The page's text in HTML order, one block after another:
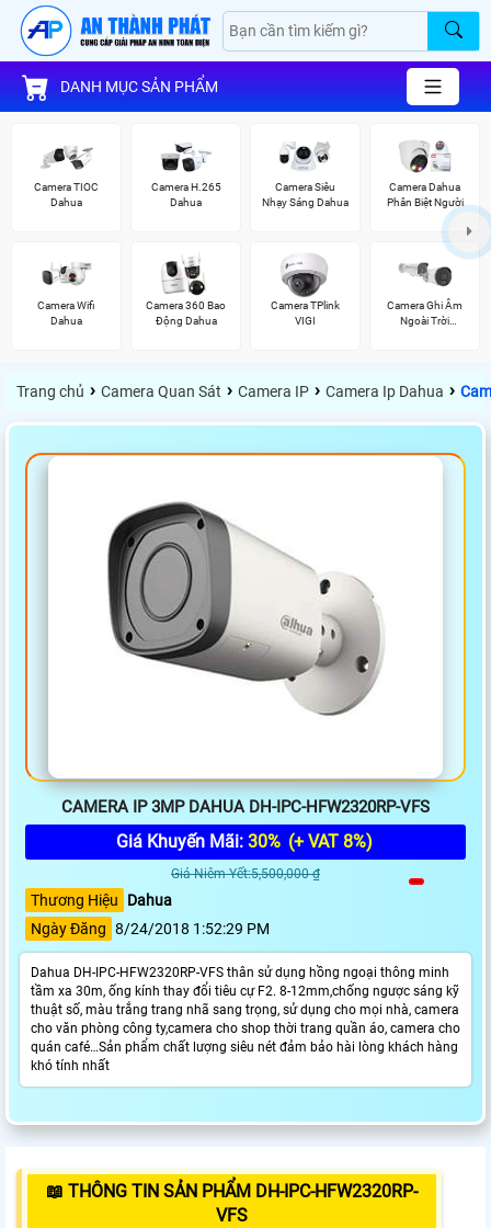
DANH MỤC SẢN PHẨM
Camera TIOC
Dahua
Camera H.265
Dahua
Camera Siêu
Nhạy Sáng Dahua
Camera Dahua
Phân Biệt Người
Camera Wifi
Dahua
Camera 360 Bao
Động Dahua
Camera TPlink
VIGI
Camera Ghi Âm
Ngoài Trời
Trang chủ › Camera Quan Sát › Camera IP › Camera Ip Dahua ›
CAMERA IP 3MP DAHUA DH-IPC-HFW2320RP-VFS
Giá Khuyến Mãi: 30% (+ VAT 8%)
Giá Niêm Yết:5,500,000 ₫
Thương Hiệu
Dahua
Ngày Đăng 8/24/2018 1:52:29 PM
Dahua DH-IPC-HFW2320RP-VFS thân sử dụng hồng ngoại thông minh
tầm xa 30m, ống kính thay đổi tiêu cự F2. 8-12mm,chống ngược sáng kỹ
thuật số, màu trắng trang nhã sang trọng, sử dụng cho mọi nhà, camera
cho văn phòng công ty,camera cho shop thời trang quần áo, camera cho
quán café…Sản phẩm chất lượng siêu nét đảm bảo hài lòng khách hàng
khó tính nhất
📖 THÔNG TIN SẢN PHẨM DH-IPC-HFW2320RP-
VFS